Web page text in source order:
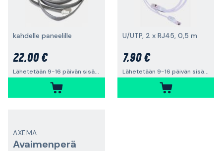
kahdelle paneelille
22,00 €
Lähetetään 9-16 päivän sisällä
U/UTP, 2 x RJ45, 0,5 m
7,90 €
Lähetetään 9-16 päivän sisällä
AXEMA
Avaimenperä